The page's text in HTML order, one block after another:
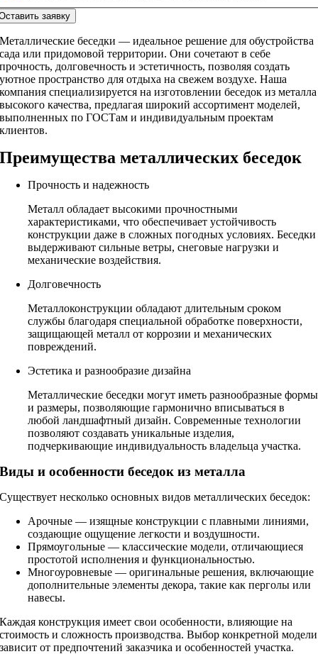
заявку
Металлические беседки — идеальное решение для обустройства
сада или придомовой территории. Они сочетают в себе
прочность, долговечность и эстетичность, позволяя создать
уютное пространство для отдыха на свежем воздухе. Наша
компания специализируется на изготовлении беседок из металла
высокого качества, предлагая широкий ассортимент моделей,
выполненных по ГОСТам и индивидуальным проектам
клиентов.
Преимущества металлических беседок
Прочность и надежность
Металл обладает высокими прочностными
характеристиками, что обеспечивает устойчивость
конструкции даже в сложных погодных условиях. Беседки
выдерживают сильные ветры, снеговые нагрузки и
механические воздействия.
Долговечность
Металлоконструкции обладают длительным сроком
службы благодаря специальной обработке поверхности,
защищающей металл от коррозии и механических
повреждений.
Эстетика и разнообразие дизайна
Металлические беседки могут иметь разнообразные формы
и размеры, позволяющие гармонично вписываться в
любой ландшафтный дизайн. Современные технологии
позволяют создавать уникальные изделия,
подчеркивающие индивидуальность владельца участка.
Виды и особенности беседок из металла
Существует несколько основных видов металлических беседок:
Арочные — изящные конструкции с плавными линиями,
создающие ощущение легкости и воздушности.
Прямоугольные — классические модели, отличающиеся
простотой исполнения и функциональностью.
Многоуровневые — оригинальные решения, включающие
дополнительные элементы декора, такие как перголы или
навесы.
Каждая конструкция имеет свои особенности, влияющие на
стоимость и сложность производства. Выбор конкретной модели
зависит от предпочтений заказчика и особенностей участка.